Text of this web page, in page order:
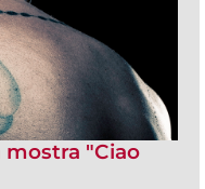
mostra "Ciao